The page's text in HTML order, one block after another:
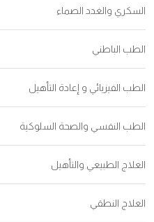
السكري والغدد الصماء
الطب الباطني
الطب الفيزيائي و إعادة التأهيل
الطب النفسي والصحة السلوكية
العلاج الطبيعي والتأهيل
العلاج النطقي